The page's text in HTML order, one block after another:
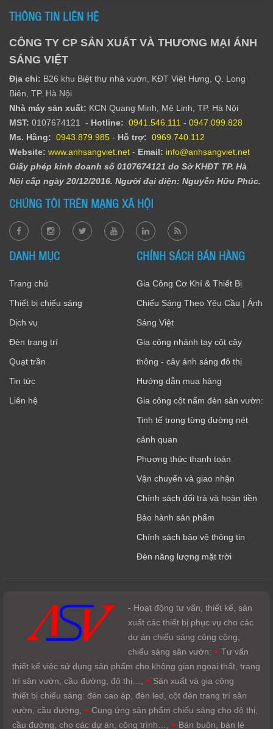
THÔNG TIN LIÊN HỆ
CÔNG TY CP SẢN XUẤT VÀ THƯƠNG MẠI ÁNH
SÁNG VIỆT
Địa chỉ: B26 khu Biệt thự nhà vườn, KĐT Việt Hưng, Q. Long
Biên, TP. Hà Nội
Nhà máy sản xuất: KCN Quang Minh, Mê Linh, TP. Hà Nội
MST: 0107674121 - Hotline: 0941.546.111 - 0947.099.828​
Ms. Hằng: 0943.879.985 - Hỗ trợ: 0969.740.112
Website: www.anhsangviet.net - Email: info@anhsangviet.net
Giấy phép kinh doanh số 0107674121 do Sở KHĐT TP. Hà
Nội cấp ngày 20/12/2016. Người đại diện: Nguyễn Hữu Phúc.
CHÚNG TÔI TRÊN MẠNG XÃ HỘI
DANH MỤC
Trang chủ
Thiết bị chiếu sáng
Dịch vụ
Đèn trang trí
Quạt trần
Tin tức
Liên hệ
CHÍNH SÁCH BÁN HÀNG
Gia Công Cơ Khí & Thiết Bị
Chiếu Sáng Theo Yêu Cầu | Ánh
Sáng Việt
Gia công nhánh tay cột cây
thông - cây ánh sáng đô thị
Hướng dẫn mua hàng
Gia công cột nấm đèn sân vườn:
Tinh tế trong từng đường nét
cảnh quan
Phương thức thanh toán
Vận chuyển và giao nhận
Chính sách đổi trả và hoàn tiền
Bảo hành sản phẩm
Chính sách bảo vệ thông tin
Đèn năng lượng mặt trời
- Hoạt động tư vấn, thiết kế, sản
xuất các thiết bị phục vụ cho các
dự án chiếu sáng công cộng,
chiếu sáng sân vườn: + Tư vấn
thiết kế việc sử dụng sản phẩm cho không gian ngoại thất, trang
trí sân vườn, cầu đường, đô thị…, + Sản xuất và gia công
thiết bị chiếu sáng: đèn cao áp, đèn led, cột đèn trang trí sân
vườn, cầu đường, + Cung ứng sản phẩm chiếu sáng cho đô thị,
cầu đường, cho các dự án, công trình…, + Bán buôn, bán lẻ